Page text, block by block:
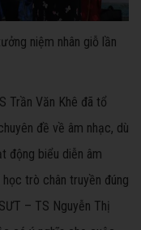
niệm nhân giỗ lần
Trần Văn Khê đã tổ
đề về âm nhạc, dù
động biểu diễn âm
trò chân truyền đúng
– TS Nguyễn Thị